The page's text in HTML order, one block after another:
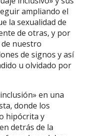
ampliando el
la sexualidad de
de otras, y por
nuestro
de signos y así
u olvidado por
en una
donde los
hipócrita y
detrás de la